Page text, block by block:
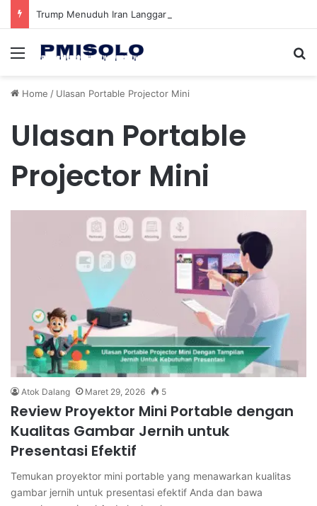
Menu
Home / Ulasan Portable Projector Mini
Ulasan Portable
Projector Mini
Atok Dalang Maret 29, 2026 5
Review Proyektor Mini Portable dengan
Kualitas Gambar Jernih untuk
Presentasi Efektif
Temukan proyektor mini portable yang menawarkan kualitas
gambar jernih untuk presentasi efektif Anda dan bawa